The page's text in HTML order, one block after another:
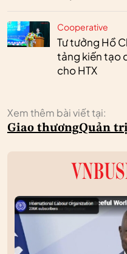
Cooperative
Tư tưởng Hồ
tảng kiến tạo
cho HTX
Xem thêm bài viết tại:
Giao thươngQuản